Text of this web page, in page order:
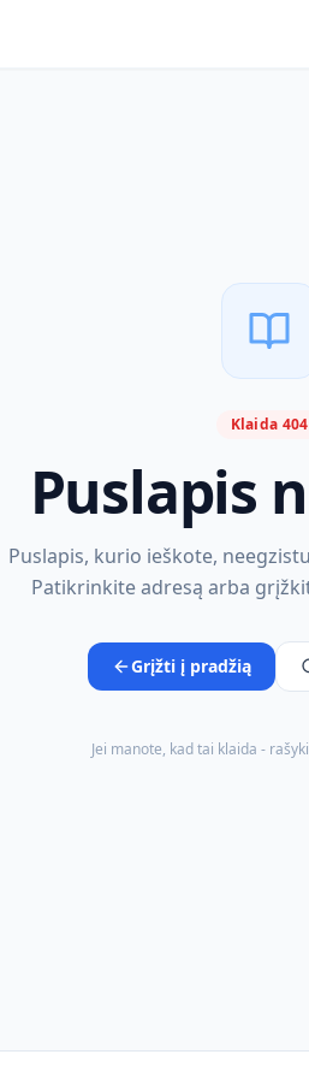
Klaida 404
Puslapis
Puslapis, kurio ieškote,
Patikrinkite adresą arba
Grįžti į pradžią
Jei manote, kad tai klaida -